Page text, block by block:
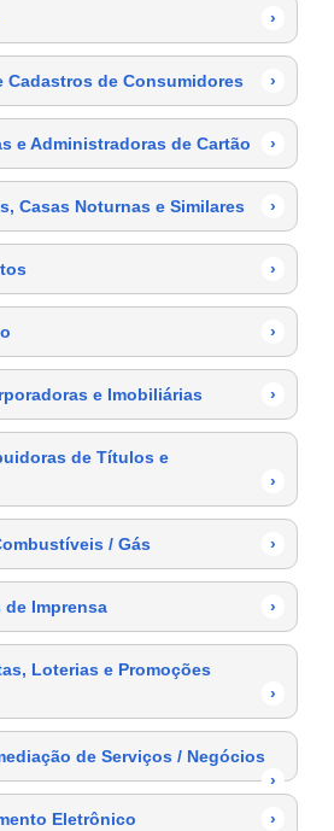
›
Cadastros de Consumidores ›
e Administradoras de Cartão ›
Casas Noturnas e Similares ›
›
›
e Imobiliárias ›
de Títulos e
›
/ Gás ›
de Imprensa ›
Loterias e Promoções
›
de Serviços / Negócios
›
Eletrônico
›